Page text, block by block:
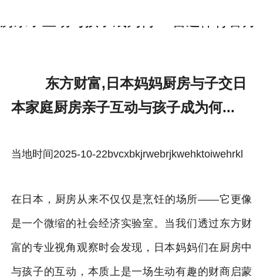
东方财富,日本妈妈厨房与子交日
本家庭厨房亲子互动与孩子成为何...
当地时间2025-10-22bvcxbkjrwebrjkwehktoiwehrkl
在日本，厨房从来不仅仅是烹饪的场所——它更像
是一个微缩的社会经济实验室。当我们透过东方财
富的专业视角观察时会发现，日本妈妈们在厨房中
与孩子的互动，本质上是一场生动有趣的财商启蒙